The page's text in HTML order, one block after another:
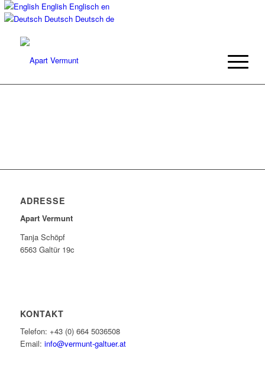
English Englisch en
Deutsch Deutsch de
ADRESSE
Apart Vermunt
Tanja Schöpf
6563 Galtür 19c
KONTAKT
Telefon: +43 (0) 664 5036508
Email: info@vermunt-galtuer.at